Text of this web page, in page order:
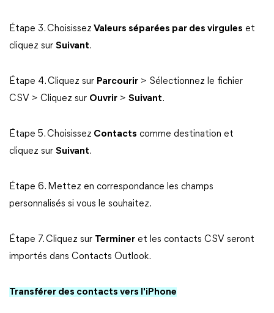
Étape 3. Choisissez Valeurs séparées par des virgules et
cliquez sur Suivant.
Étape 4. Cliquez sur Parcourir > Sélectionnez le fichier
CSV > Cliquez sur Ouvrir > Suivant.
Étape 5. Choisissez Contacts comme destination et
cliquez sur Suivant.
Étape 6. Mettez en correspondance les champs
personnalisés si vous le souhaitez.
Étape 7. Cliquez sur Terminer et les contacts CSV seront
importés dans Contacts Outlook.
Transférer des contacts vers l'iPhone